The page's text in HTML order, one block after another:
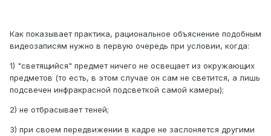
Как показывает практика, рациональное объяснение подобным
видеозаписям нужно в первую очередь при условии, когда:
1) "светящийся" предмет ничего не освещает из окружающих
предметов (то есть, в этом случае он сам не светится, а лишь
подсвечен инфракрасной подсветкой самой камеры);
2) не отбрасывает теней;
3) при своем передвижении в кадре не заслоняется другими